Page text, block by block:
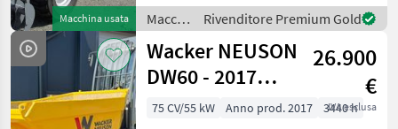
Macchina usata
KG1X
HYDRAULIKKREISLAUF
DPPPEL31X15.50-15
SKIDDATENBESCHEINIGUNG
BRD 20 KMDRUCKFREIER
Macchine
edili /
Sonstige
Rivenditore Premium Gold
Wacker NEUSON
DW60 - 2017
YEAR - 3440
26.900
€
IVA esclusa
75 CV/55 kW Anno prod. 2017
3440 h